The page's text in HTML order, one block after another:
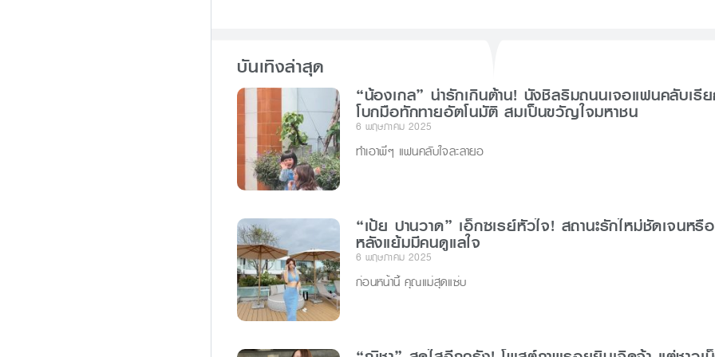
o
k
er
บันเทิงล่าสุด
“น้องเกล” น่ารักเกินต้าน! นั่งชิลริมถนนเจอแฟนคลับเรี
โบกมือทักทายอัตโนมัติ สมเป็นขวัญใจมหาชน
6 พฤษภาคม 2025
ทำเอาพี่ๆ แฟนคลับใจละลายอ
“เป้ย ปานวาด” เอ็กซเรย์หัวใจ! สถานะรักใหม่ชัดเจนหรื
หลังแย้มมีคนดูแลใจ
6 พฤษภาคม 2025
ก่อนหน้านี้ คุณแม่สุดแซ่บ